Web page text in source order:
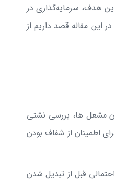
هدف، سرمایه‌گذاری در
این مقاله قصد داریم از
مشعل ها، بررسی نشتی
اطمینان از شفاف بودن
قبل از تبدیل شدن